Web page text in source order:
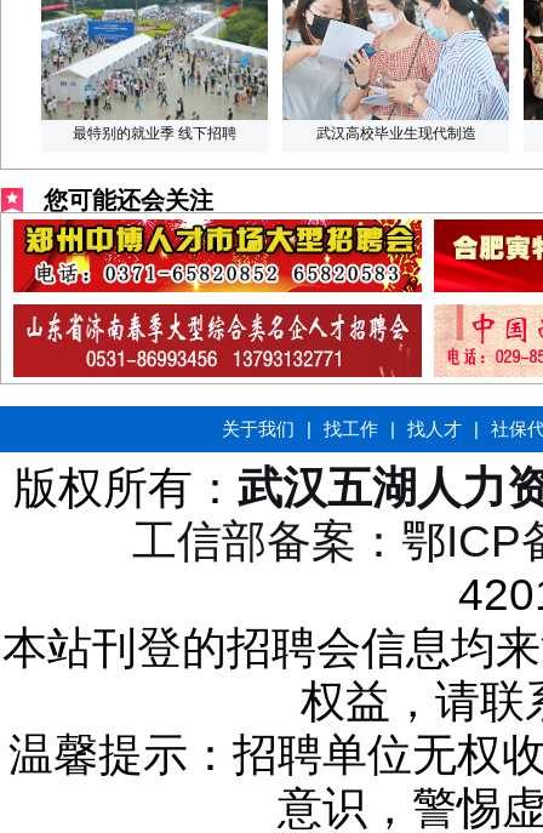
最特别的就业季 线下招聘 武汉高校毕业生现代制造
您可能还会关注
关于我们 | 找工作 | 找人才 | 社保
版权所有： 武汉五湖人力
工信部备案：鄂ICP
本站刊登的招聘会信息均
权益，请联
温馨提示：招聘单位无权
意识，警惕